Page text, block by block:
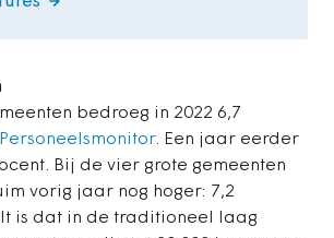
bedroeg in 2022 6,7
Personeelsmonitor. Een jaar eerder
Bij de vier grote gemeenten
vorig jaar nog hoger: 7,2
is dat in de traditioneel laag